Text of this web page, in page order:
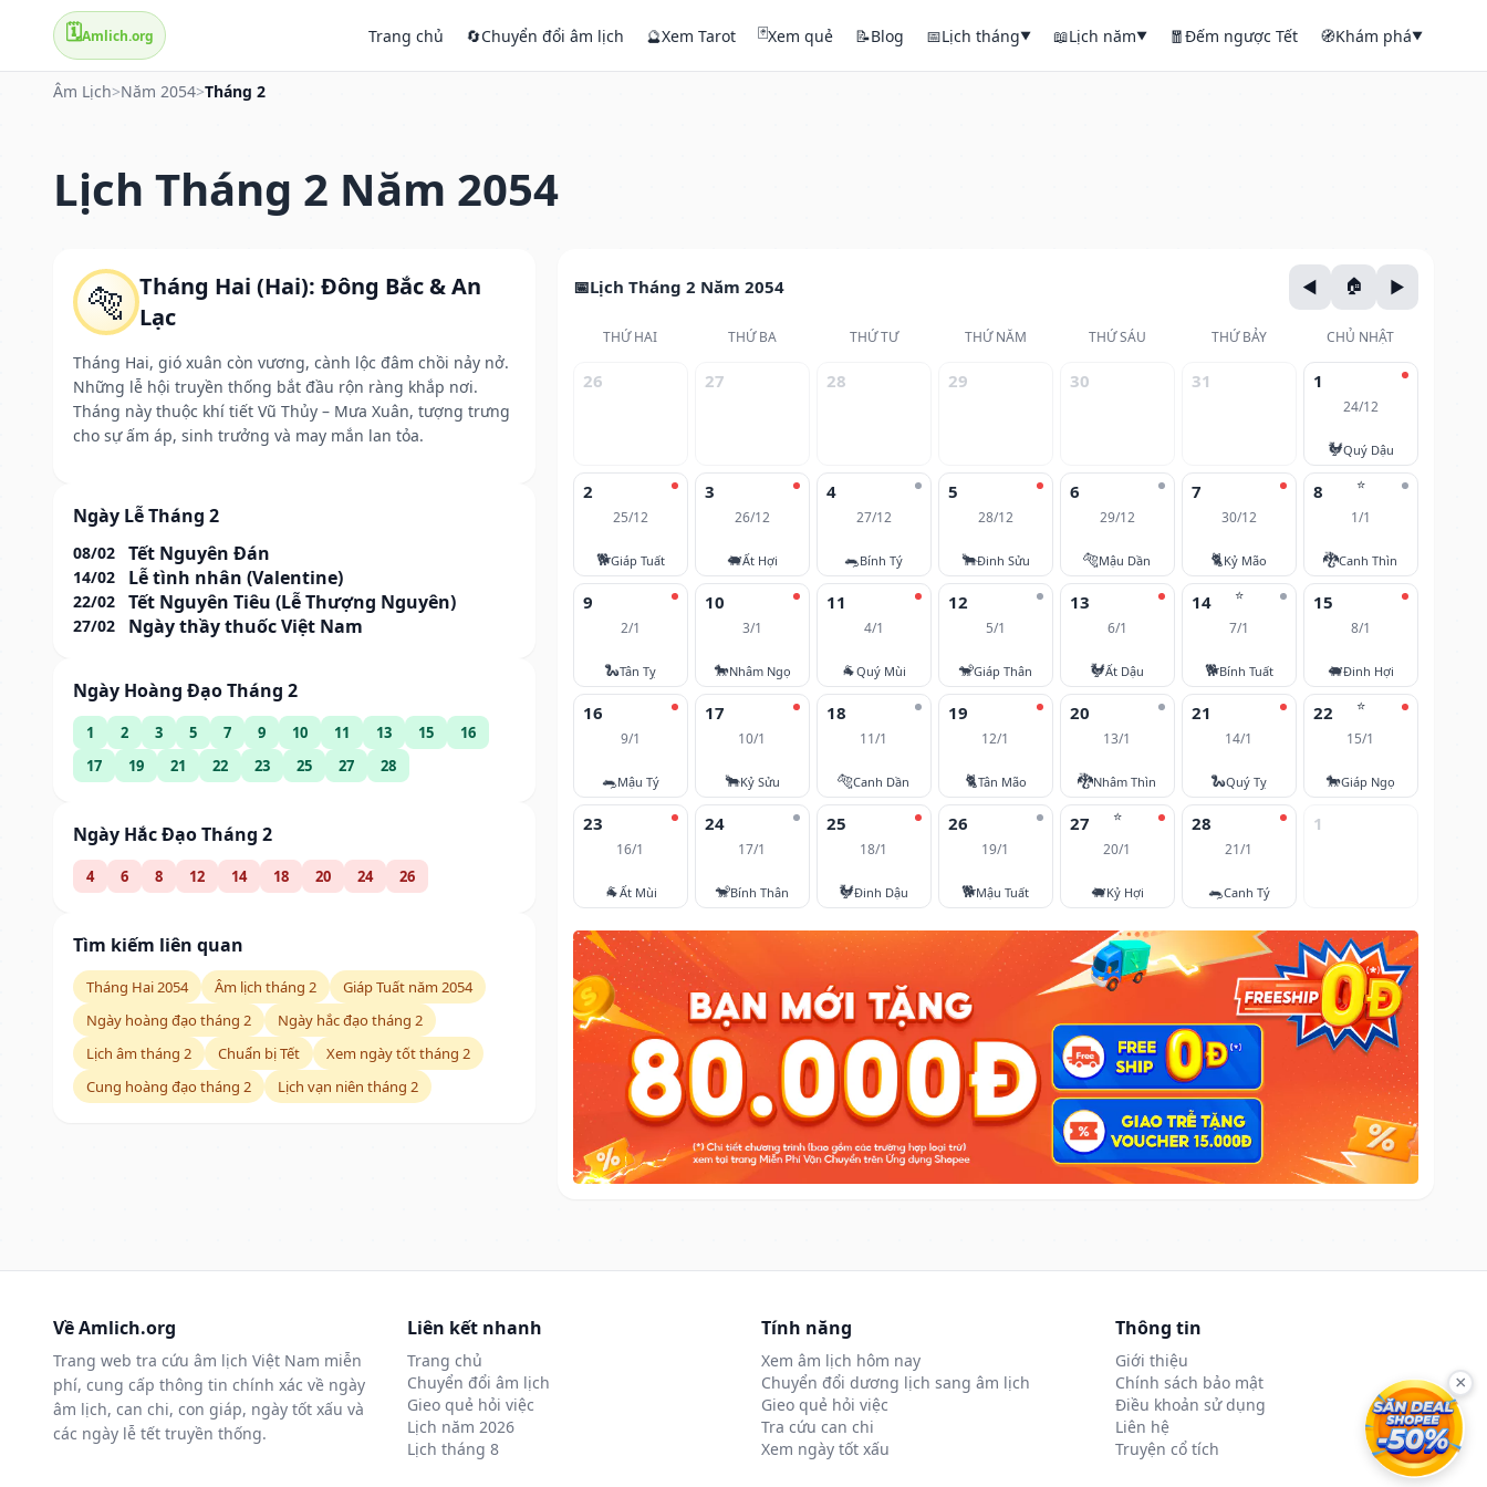
🗓️Amlich.org Trang chủ 🔄Chuyển đổi âm lịch 🔮Xem Tarot 🃏Xem quẻ 📝Blog 📅Lịch tháng▼ 📖Lịch năm▼ 🧧Đếm ngược Tết 🧭Khám phá▼
Âm Lịch>Năm 2054>Tháng 2
Lịch Tháng 2 Năm 2054
🐅 Tháng Hai (Hai): Đông Bắc & An
Lạc
Tháng Hai, gió xuân còn vương, cành lộc đâm chồi nảy nở.
Những lễ hội truyền thống bắt đầu rộn ràng khắp nơi.
Tháng này thuộc khí tiết Vũ Thủy – Mưa Xuân, tượng trưng
cho sự ấm áp, sinh trưởng và may mắn lan tỏa.
Ngày Lễ Tháng 2
08/02 Tết Nguyên Đán
14/02 Lễ tình nhân (Valentine)
22/02 Tết Nguyên Tiêu (Lễ Thượng Nguyên)
27/02 Ngày thầy thuốc Việt Nam
Ngày Hoàng Đạo Tháng 2
1 2 3 5 7 9 10 11 13 15
16
17
19 21 22 23 25 27 28
Ngày Hắc Đạo Tháng 2
4 6 8 12 14 18 20 24 26
Tìm kiếm liên quan
Tháng Hai 2054 Âm lịch tháng 2
Giáp Tuất năm 2054
Ngày hoàng đạo tháng 2
Ngày hắc đạo tháng 2
Lịch âm tháng 2
Chuẩn bị Tết
Xem ngày tốt tháng 2
Cung hoàng đạo tháng 2
Lịch vạn niên tháng 2
Lịch Tháng 2 Năm 2054
THỨ HAI THỨ BA THỨ TƯ THỨ NĂM THỨ SÁU THỨ BẢY CHỦ NHẬT
26 27 28 29 30 31 1
24/12
🐓Quý Dậu
2
25/12
🐕Giáp Tuất
3
26/12
🐖Ất Hợi
4
27/12
🐀Bính Tý
5
28/12
🐂Đinh Sửu
6
29/12
🐅Mậu Dần
7
30/12
🐈Kỷ Mão
⭐
8
1/1
🐉Canh Thìn
9
2/1
🐍Tân Tỵ
10
3/1
🐎Nhâm Ngọ
11
4/1
🐐Quý Mùi
12
5/1
🐒Giáp Thân
13
6/1
🐓Ất Dậu
⭐
14
7/1
🐕Bính Tuất
15
8/1
🐖Đinh Hợi
16
9/1
🐀Mậu Tý
17
10/1
🐂Kỷ Sửu
18
11/1
🐅Canh Dần
19
12/1
🐈Tân Mão
20
13/1
🐉Nhâm Thìn
21
14/1
🐍Quý Tỵ
⭐
22
15/1
🐎Giáp Ngọ
23
16/1
🐐Ất Mùi
24
17/1
🐒Bính Thân
25
18/1
🐓Đinh Dậu
26
19/1
🐕Mậu Tuất
⭐
27
20/1
🐖Kỷ Hợi
28
21/1
🐀Canh Tý
1
Về Amlich.org
Trang web tra cứu âm lịch Việt Nam miễn
phí, cung cấp thông tin chính xác về ngày
âm lịch, can chi, con giáp, ngày tốt xấu và
các ngày lễ tết truyền thống.
Liên kết nhanh
Trang chủ
Chuyển đổi âm lịch
Gieo quẻ hỏi việc
Lịch năm 2026
Lịch tháng 8
Tính năng
Xem âm lịch hôm nay
Chuyển đổi dương lịch sang âm lịch
Gieo quẻ hỏi việc
Tra cứu can chi
Xem ngày tốt xấu
Thông tin
Giới thiệu
Chính sách bảo mật
Điều khoản sử dụng
Liên hệ
Truyện cổ tích
×